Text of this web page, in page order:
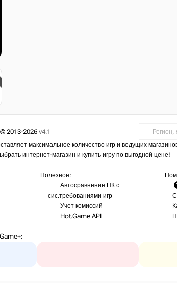
2013-2026 v4.1 Регион,
максимальное количество игр и ведущих
интернет-магазин и купить игру по выгодной цене!
Полезное:
Автосравнение ПК с
сис.требованиями игр
Учет комиссий
Hot.Game API
: